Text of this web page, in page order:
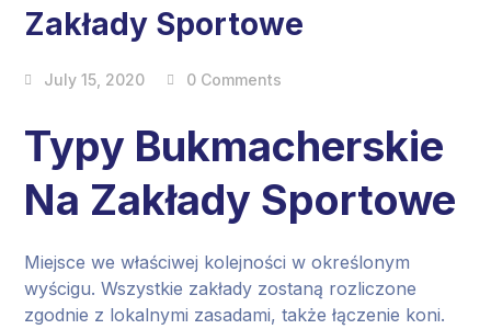
Zakłady Sportowe
July 15, 2020 0 Comments
Typy Bukmacherskie
Na Zakłady Sportowe
Miejsce we właściwej kolejności w określonym
wyścigu. Wszystkie zakłady zostaną rozliczone
zgodnie z lokalnymi zasadami, także łączenie koni.